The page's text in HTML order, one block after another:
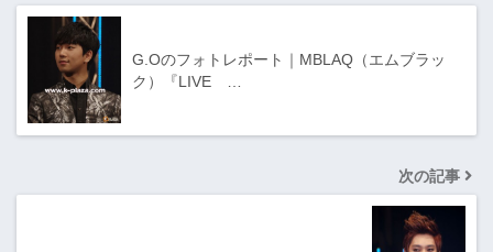
G.Oのフォトレポート｜MBLAQ（エムブラッ
ク）『LIVE …
次の記事